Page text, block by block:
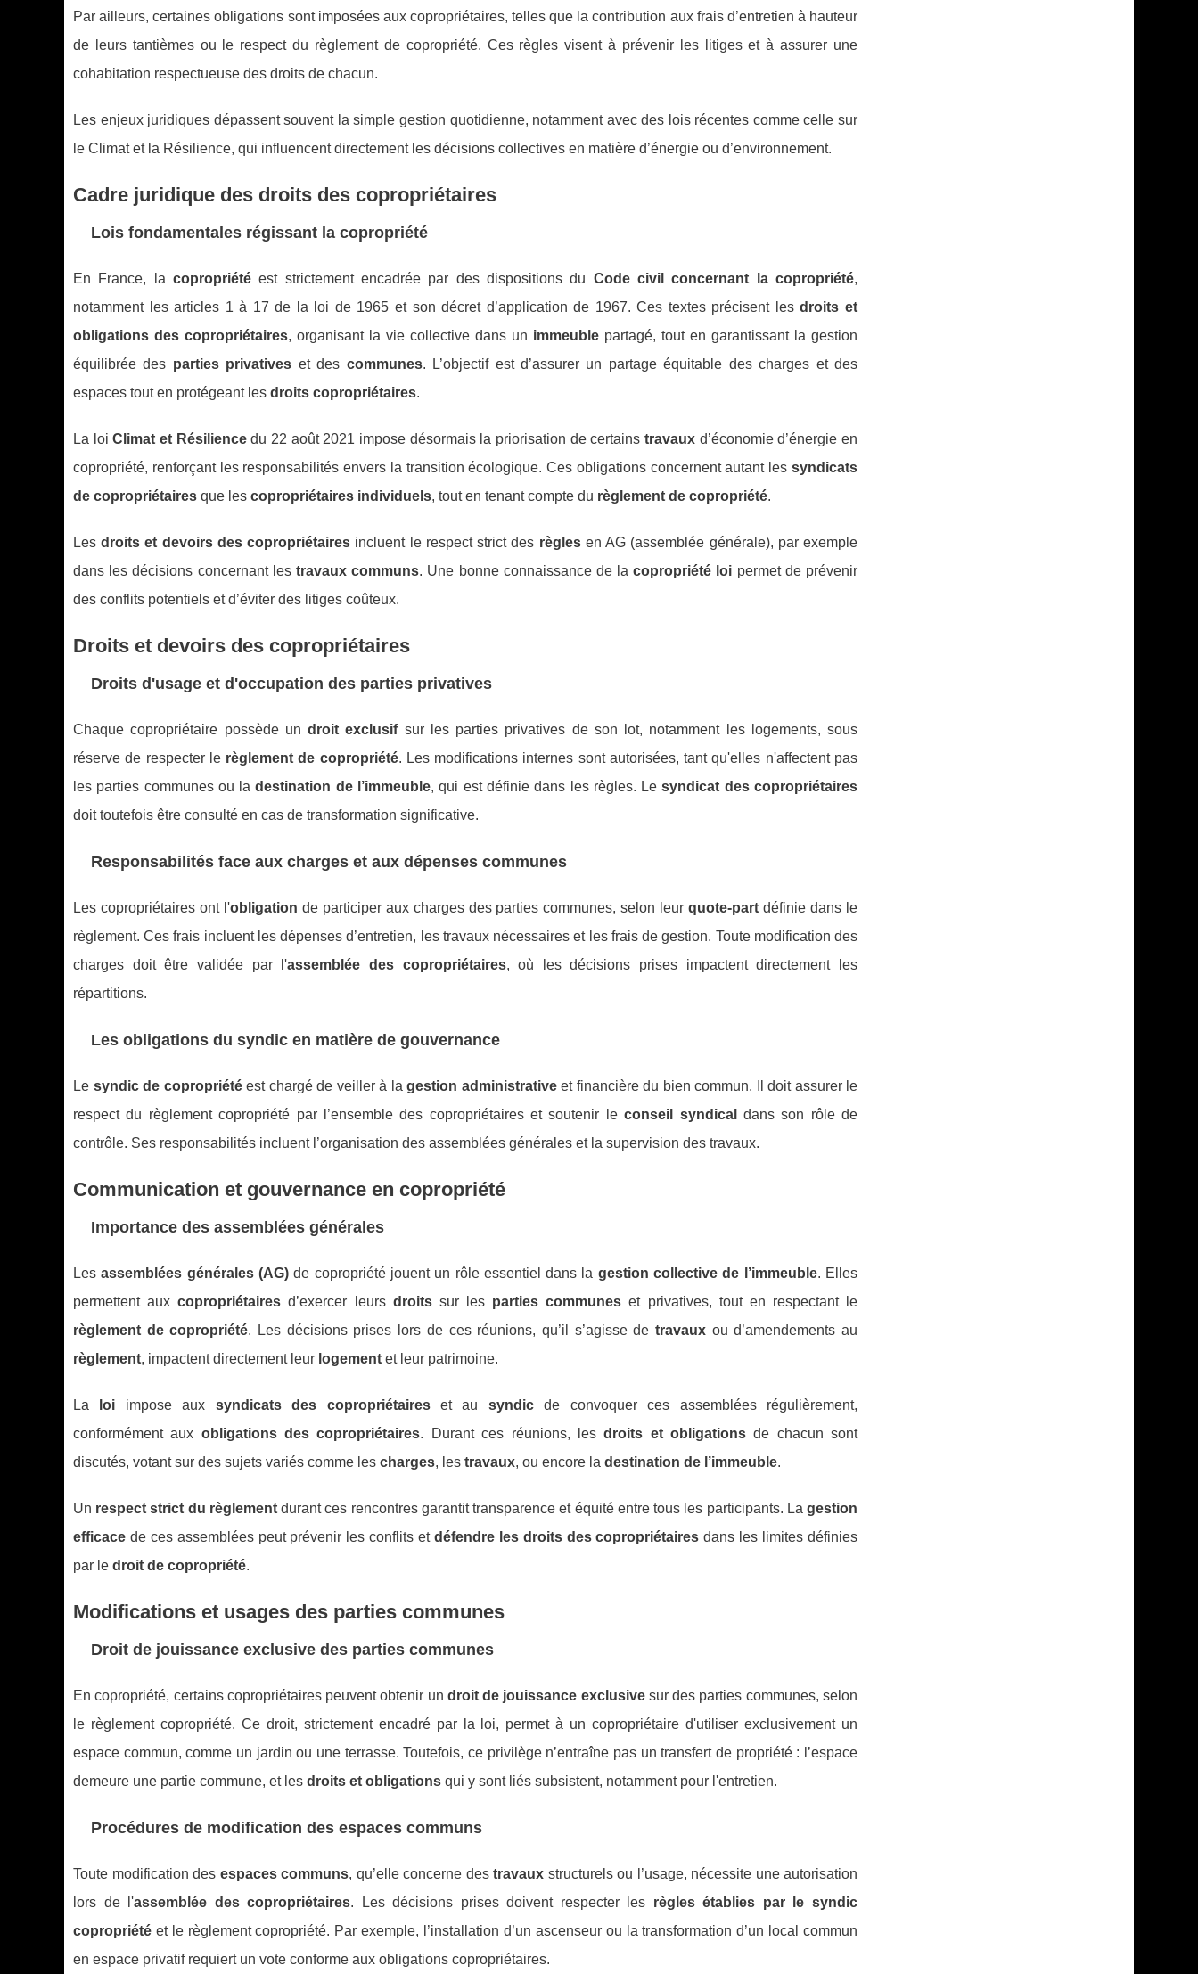
Par ailleurs, certaines obligations sont imposées aux copropriétaires, telles que la contribution aux frais d’entretien à hauteur
de leurs tantièmes ou le respect du règlement de copropriété. Ces règles visent à prévenir les litiges et à assurer une
cohabitation respectueuse des droits de chacun.
Les enjeux juridiques dépassent souvent la simple gestion quotidienne, notamment avec des lois récentes comme celle sur
le Climat et la Résilience, qui influencent directement les décisions collectives en matière d’énergie ou d’environnement.
Cadre juridique des droits des copropriétaires
Lois fondamentales régissant la copropriété
En France, la copropriété est strictement encadrée par des dispositions du Code civil concernant la copropriété,
notamment les articles 1 à 17 de la loi de 1965 et son décret d’application de 1967. Ces textes précisent lesdroits et
obligations des copropriétaires, organisant la vie collective dans un immeuble partagé, tout en garantissant la gestion
équilibrée des parties privatives et des communes. L’objectif est d’assurer un partage équitable des charges et des
espaces tout en protégeant les droits copropriétaires.
La loiClimat et Résiliencedu 22 août 2021 impose désormais la priorisation de certainstravaux d’économie d’énergie en
copropriété, renforçant les responsabilités envers la transition écologique. Ces obligations concernent autant les syndicats
de copropriétaires que les copropriétaires individuels, tout en tenant compte du règlement de copropriété.
Lesdroits et devoirs des copropriétaires incluent le respect strict des règlesen AG (assemblée générale), par exemple
dans les décisions concernant les travaux communs. Une bonne connaissance de lacopropriété loi permet de prévenir
des conflits potentiels et d’éviter des litiges coûteux.
Droits et devoirs des copropriétaires
Droits d'usage et d'occupation des parties privatives
Chaque copropriétaire possède un droit exclusifsur les parties privatives de son lot, notamment les logements, sous
réserve de respecter le règlement de copropriété. Les modifications internes sont autorisées, tant qu'elles n'affectent pas
les parties communes ou ladestination de l’immeuble, qui est définie dans les règles. Lesyndicat des copropriétaires
doit toutefois être consulté en cas de transformation significative.
Responsabilités face aux charges et aux dépenses communes
Les copropriétaires ont l'obligation de participer aux charges des parties communes, selon leurquote-part définie dans le
règlement. Ces frais incluent les dépenses d’entretien, les travaux nécessaires et les frais de gestion. Toute modification des
charges doit être validée par l'assemblée des copropriétaires, où les décisions prises impactent directement les
répartitions.
Les obligations du syndic en matière de gouvernance
Le syndic de copropriétéest chargé de veiller à la gestion administrativeet financière du bien commun. Il doit assurer le
respect du règlement copropriété par l’ensemble des copropriétaires et soutenir leconseil syndical
dans son rôle de
contrôle. Ses responsabilités incluent l’organisation des assemblées générales et la supervision des travaux.
Communication et gouvernance en copropriété
Importance des assemblées générales
Lesassemblées générales (AG)de copropriété jouent un rôle essentiel dans la gestion collective de l’immeuble. Elles
permettent auxcopropriétaires d’exercer leurs droitssur les parties communes et privatives, tout en respectant le
règlement de copropriété. Les décisions prises lors de ces réunions, qu’il s’agisse de travauxou d’amendements au
règlement, impactent directement leur logement et leur patrimoine.
La loi impose aux syndicats des copropriétaireset au syndicde convoquer ces assemblées régulièrement,
conformément aux obligations des copropriétaires. Durant ces réunions, lesdroits et obligationsde chacun sont
discutés, votant sur des sujets variés comme les charges, les travaux, ou encore la destination de l’immeuble.
Un respect strict du règlementdurant ces rencontres garantit transparence et équité entre tous les participants. Lagestion
efficace de ces assemblées peut prévenir les conflits et défendre les droits des copropriétaires dans les limites définies
par le droit de copropriété.
Modifications et usages des parties communes
Droit de jouissance exclusive des parties communes
En copropriété, certains copropriétaires peuvent obtenir un droit de jouissance exclusivesur des parties communes, selon
le règlement copropriété. Ce droit, strictement encadré par la loi, permet à un copropriétaire d'utiliser exclusivement un
espace commun, comme un jardin ou une terrasse. Toutefois, ce privilège n’entraîne pas un transfert de propriété : l’espace
demeure une partie commune, et les droits et obligations qui y sont liés subsistent, notamment pour l'entretien.
Procédures de modification des espaces communs
Toute modification des espaces communs, qu’elle concerne des travaux structurels ou l’usage, nécessite une autorisation
lors de l'assemblée des copropriétaires. Les décisions prises doivent respecter les règles établies par le syndic
copropriété et le règlement copropriété. Par exemple, l’installation d’un ascenseur ou la transformation d’un local commun
en espace privatif requiert un vote conforme aux obligations copropriétaires.